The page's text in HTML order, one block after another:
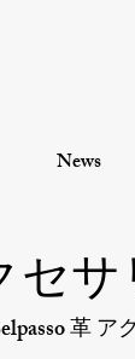
News
セ
革 ア